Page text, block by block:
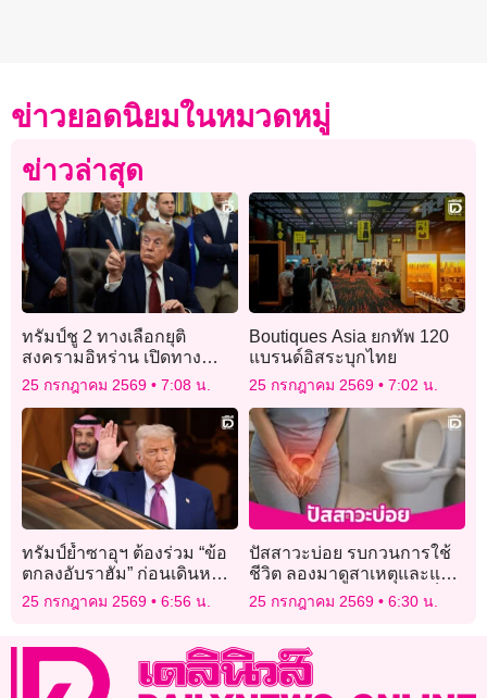
ข่าวยอดนิยมในหมวดหมู่
ข่าวล่าสุด
ทรัมป์ชู 2 ทางเลือกยุติ
สงครามอิหร่าน เปิดทาง
เจรจาหรือปฏิบัติการทหาร
25 กรกฎาคม 2569 7:08 น.
Boutiques Asia ยกทัพ 120
แบรนด์อิสระบุกไทย
25 กรกฎาคม 2569 7:02 น.
ทรัมป์ย้ำซาอุฯ ต้องร่วม “ข้อ
ตกลงอับราฮัม” ก่อนเดินหน้า
ดีลนิวเคลียร์กับสหรัฐ
25 กรกฎาคม 2569 6:56 น.
ปัสสาวะบ่อย รบกวนการใช้
ชีวิต ลองมาดูสาเหตุและแก้
ปัญหา แม้แต่สภาพจิตใจก็มี
25 กรกฎาคม 2569 6:30 น.